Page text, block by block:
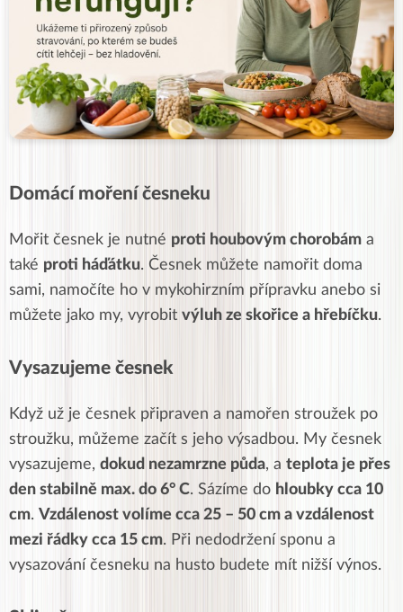
Domácí moření česneku
Mořit česnek je nutné proti houbovým chorobám a
také proti háďátku. Česnek můžete namořit doma
sami, namočíte ho v mykohirzním přípravku anebo si
můžete jako my, vyrobit výluh ze skořice a hřebíčku.
Vysazujeme česnek
Když už je česnek připraven a namořen stroužek po
stroužku, můžeme začít s jeho výsadbou. My česnek
vysazujeme, dokud nezamrzne půda, a teplota je přes
den stabilně max. do 6° C. Sázíme do hloubky cca 10
cm. Vzdálenost volíme cca 25 – 50 cm a vzdálenost
mezi řádky cca 15 cm. Při nedodržení sponu a
vysazování česneku na husto budete mít nižší výnos.